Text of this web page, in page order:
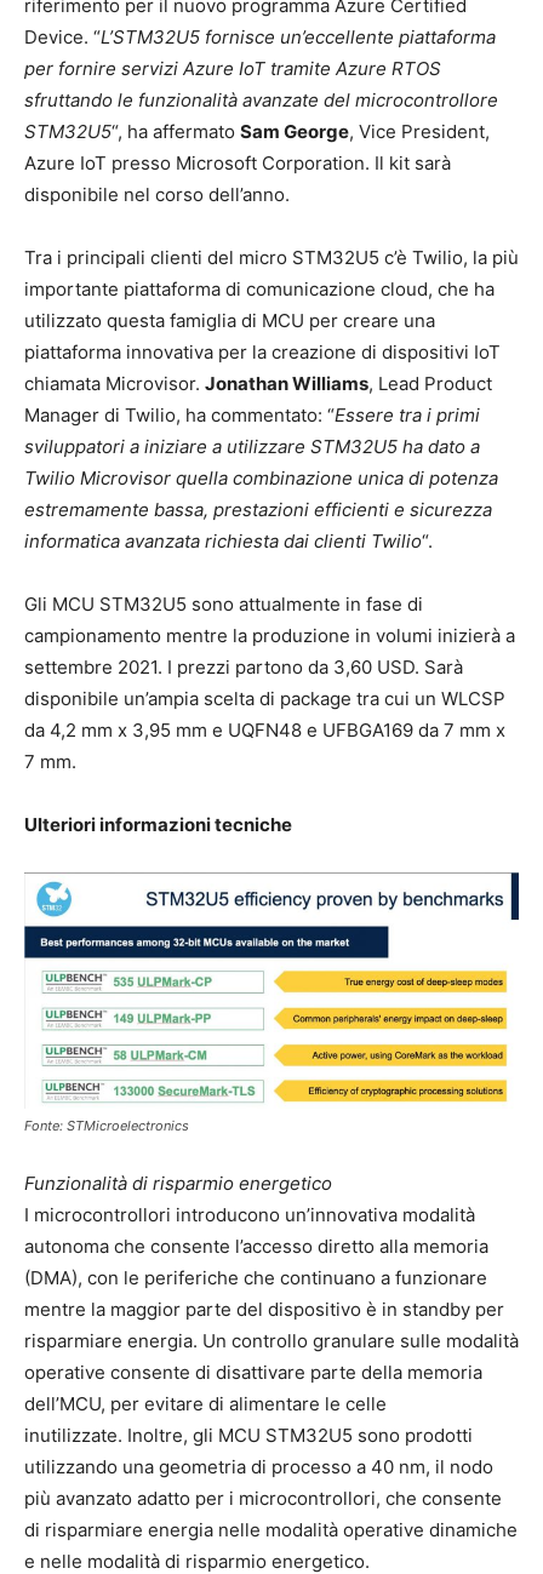
riferimento per il nuovo programma Azure Certified
Device. “L’STM32U5 fornisce un’eccellente piattaforma
per fornire servizi Azure IoT tramite Azure RTOS
sfruttando le funzionalità avanzate del microcontrollore
STM32U5“, ha affermato Sam George, Vice President,
Azure IoT presso Microsoft Corporation. Il kit sarà
disponibile nel corso dell’anno.
Tra i principali clienti del micro STM32U5 c’è Twilio, la più
importante piattaforma di comunicazione cloud, che ha
utilizzato questa famiglia di MCU per creare una
piattaforma innovativa per la creazione di dispositivi IoT
chiamata Microvisor. Jonathan Williams, Lead Product
Manager di Twilio, ha commentato: “Essere tra i primi
sviluppatori a iniziare a utilizzare STM32U5 ha dato a
Twilio Microvisor quella combinazione unica di potenza
estremamente bassa, prestazioni efficienti e sicurezza
informatica avanzata richiesta dai clienti Twilio“.
Gli MCU STM32U5 sono attualmente in fase di
campionamento mentre la produzione in volumi inizierà a
settembre 2021. I prezzi partono da 3,60 USD. Sarà
disponibile un’ampia scelta di package tra cui un WLCSP
da 4,2 mm x 3,95 mm e UQFN48 e UFBGA169 da 7 mm x
7 mm.
Ulteriori informazioni tecniche
Fonte: STMicroelectronics
Funzionalità di risparmio energetico
I microcontrollori introducono un’innovativa modalità
autonoma che consente l’accesso diretto alla memoria
(DMA), con le periferiche che continuano a funzionare
mentre la maggior parte del dispositivo è in standby per
risparmiare energia. Un controllo granulare sulle modalità
operative consente di disattivare parte della memoria
dell’MCU, per evitare di alimentare le celle
inutilizzate. Inoltre, gli MCU STM32U5 sono prodotti
utilizzando una geometria di processo a 40 nm, il nodo
più avanzato adatto per i microcontrollori, che consente
di risparmiare energia nelle modalità operative dinamiche
e nelle modalità di risparmio energetico.